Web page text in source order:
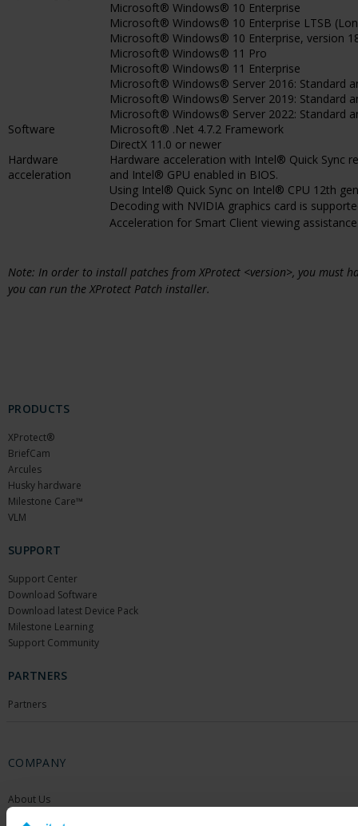
Microsoft® Windows® 10 Enterprise
Microsoft® Windows® 10 Enterprise LTSB
Microsoft® Windows® 10 Enterprise, version
Microsoft® Windows® 11 Pro
Microsoft® Windows® 11 Enterprise
Microsoft® Windows® Server 2016: Standard
Microsoft® Windows® Server 2019: Standard
Microsoft® Windows® Server 2022: Standard
Software
Microsoft® .Net 4.7.2 Framework
DirectX 11.0 or newer
Hardware
acceleration
Hardware acceleration with Intel® Quick Sync
and Intel® GPU enabled in BIOS.
Using Intel® Quick Sync on Intel® CPU 12th
Decoding with NVIDIA graphics card is
Acceleration for Smart Client viewing
Note: In order to install patches from XProtect <version>, you must
you can run the XProtect Patch installer.
PRODUCTS
XProtect®
BriefCam
Arcules
Husky hardware
Milestone Care™
VLM
SUPPORT
Support Center
Download Software
Download latest Device Pack
Milestone Learning
Support Community
PARTNERS
Partners
COMPANY
About Us